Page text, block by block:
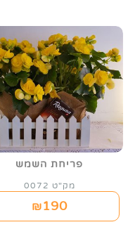
פריחת השמש
מק"ט 0072
₪190